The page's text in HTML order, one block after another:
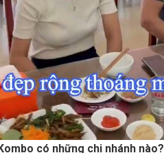
có những chi nhánh nào?